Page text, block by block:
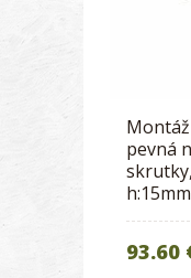
pevná
h:15mm
93.60